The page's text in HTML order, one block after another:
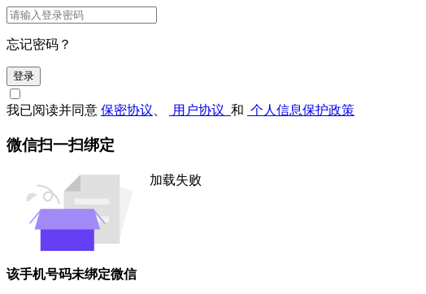
忘记密码？
登录
我已阅读并同意 保密协议 用户协议 和 个人信息保护政策
微信扫一扫绑定
加载失败
该手机号码未绑定微信